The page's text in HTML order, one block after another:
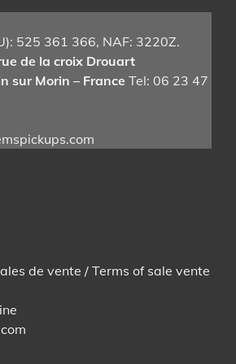
être
sur
la
page
525 361 366, NAF: 3220Z.
de la croix Drouart
sur Morin – France Tel: 06 23 47
de vente / Terms of sale vente